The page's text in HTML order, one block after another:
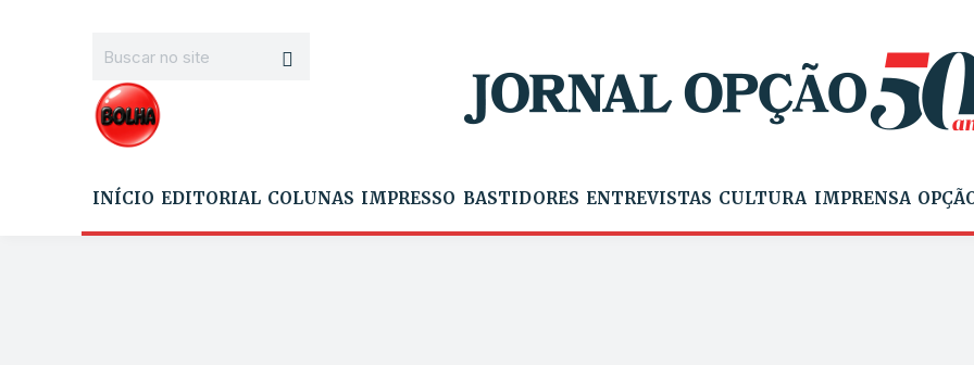
INÍCIO EDITORIAL COLUNAS IMPRESSO BASTIDORES ENTREVISTAS CULTURA IMPRENSA